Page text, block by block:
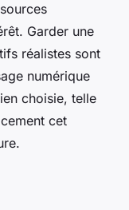
Garder une
réalistes sont
numérique
choisie, telle
cet